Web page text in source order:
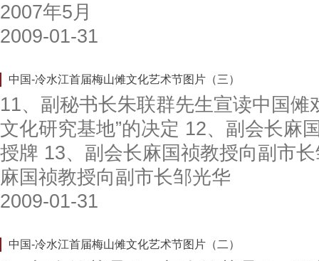
2007年5月
2009-01-31
中国-冷水江首届梅山傩文化艺术节图片（三）
11、副秘书长朱联群先生宣读中国傩
文化研究基地”的决定 12、副会长麻
授牌 13、副会长麻国祯教授向副市
麻国祯教授向副市长邹光华
2009-01-31
中国-冷水江首届梅山傩文化艺术节图片（二）